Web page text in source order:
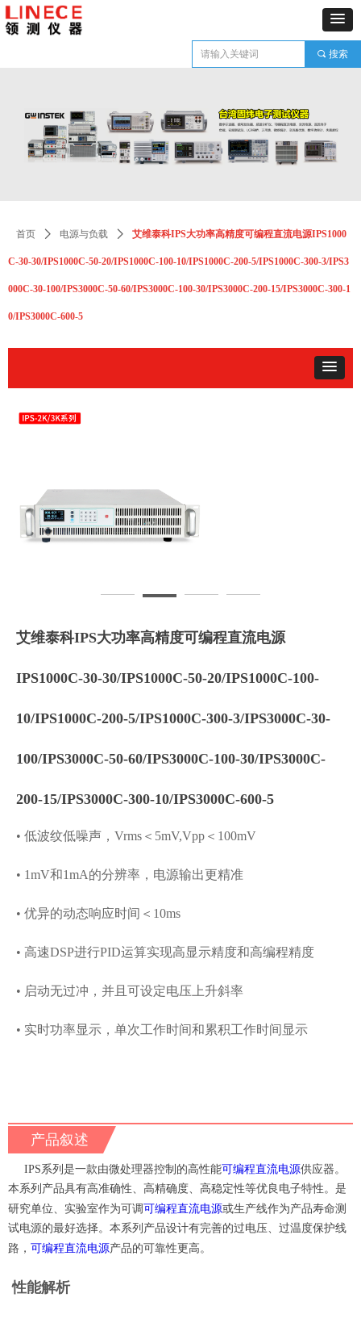
끠 搜索
首页 ꄲ 电源与负载 ꄲ 艾维泰科IPS大功率高精度可编程直流电源IPS1000
C-30-30/IPS1000C-50-20/IPS1000C-100-10/IPS1000C-200-5/IPS1000C-300-3/IPS3
000C-30-100/IPS3000C-50-60/IPS3000C-100-30/IPS3000C-200-15/IPS3000C-300-1
0/IPS3000C-600-5
艾维泰科IPS大功率高精度可编程直流电源
IPS1000C-30-30/IPS1000C-50-20/IPS1000C-100-
10/IPS1000C-200-5/IPS1000C-300-3/IPS3000C-30-
100/IPS3000C-50-60/IPS3000C-100-30/IPS3000C-
200-15/IPS3000C-300-10/IPS3000C-600-5
产品叙述
IPS系列是一款由微处理器控制的高性能可编程直流电源供应器。
本系列产品具有高准确性、高精确度、高稳定性等优良电子特性。是
研究单位、实验室作为可调可编程直流电源或生产线作为产品寿命测
试电源的最好选择。本系列产品设计有完善的过电压、过温度保护线
路， 可编程直流电源产品的可靠性更高。
性能解析
• 低波纹低噪声，Vrms＜5mV,Vpp＜100mV
• 1mV和1mA的分辨率，电源输出更精准
• 优异的动态响应时间＜10ms
• 高速DSP进行PID运算实现高显示精度和高编程精度
• 启动无过冲，并且可设定电压上升斜率
• 实时功率显示，单次工作时间和累积工作时间显示